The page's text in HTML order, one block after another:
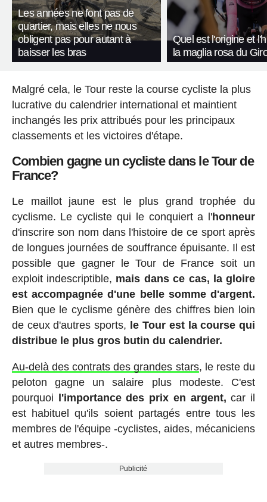
Les années ne font pas de
quartier, mais elles ne nous
obligent pas pour autant à
baisser les bras
Quel est l'origine et
la maglia rosa du
Malgré cela, le Tour reste la course cycliste la plus
lucrative du calendrier international et maintient
inchangés les prix attribués pour les principaux
classements et les victoires d'étape.
Combien gagne un cycliste dans le Tour de
France?
Le maillot jaune est le plus grand trophée du
cyclisme. Le cycliste qui le conquiert a l'honneur
d'inscrire son nom dans l'histoire de ce sport après
de longues journées de souffrance épuisante. Il est
possible que gagner le Tour de France soit un
exploit indescriptible, mais dans ce cas, la gloire
est accompagnée d'une belle somme d'argent.
Bien que le cyclisme génère des chiffres bien loin
de ceux d'autres sports, le Tour est la course qui
distribue le plus gros butin du calendrier.
Au-delà des contrats des grandes stars, le reste du
peloton gagne un salaire plus modeste. C'est
pourquoi
l'importance des prix en argent, car il
est habituel qu'ils soient partagés entre tous les
membres de l'équipe -cyclistes, aides, mécaniciens
et autres membres-.
Publicité